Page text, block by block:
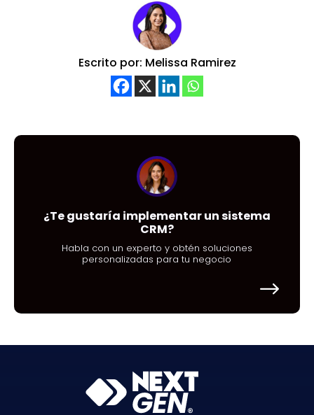
Escrito por: Melissa Ramirez
¿Te gustaría implementar un sistema
CRM?
Habla con un experto y obtén soluciones
personalizadas para tu negocio